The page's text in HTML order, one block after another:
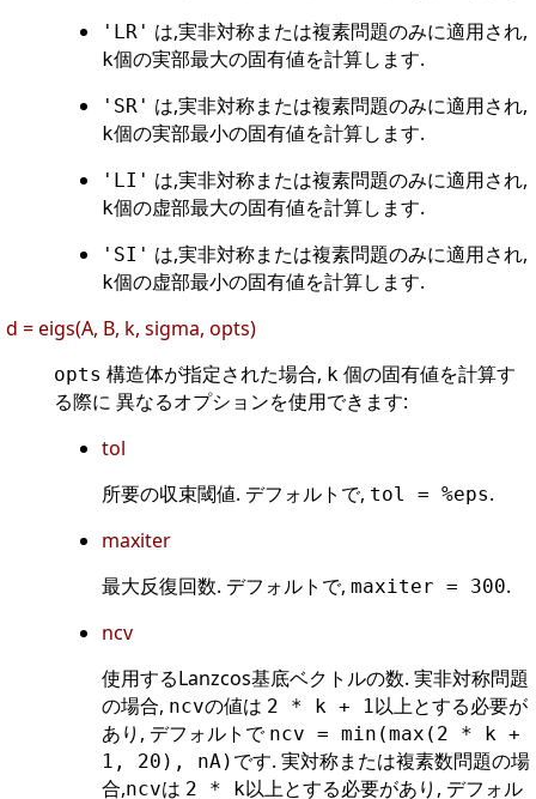
'LR' は,実非対称または複素問題のみに適用され,
k個の実部最大の固有値を計算します.
'SR' は,実非対称または複素問題のみに適用され,
k個の実部最小の固有値を計算します.
'LI' は,実非対称または複素問題のみに適用され,
k個の虚部最大の固有値を計算します.
'SI' は,実非対称または複素問題のみに適用され,
k個の虚部最小の固有値を計算します.
d = eigs(A, B, k, sigma, opts)
opts 構造体が指定された場合, k 個の固有値を計算す
る際に 異なるオプションを使用できます:
tol
所要の収束閾値. デフォルトで, tol = %eps.
maxiter
最大反復回数. デフォルトで, maxiter = 300.
ncv
使用するLanzcos基底ベクトルの数. 実非対称問題
の場合, ncvの値は 2 * k + 1以上とする必要が
あり, デフォルトで ncv = min(max(2 * k +
1, 20), nA) です. 実対称または複素数問題の場
合,ncvは 2 * k以上とする必要があり, デフォル